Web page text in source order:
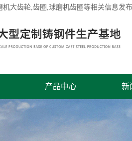
机大齿轮,齿圈,球磨机齿圈等相关信息发
产品中心 新